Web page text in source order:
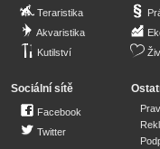
Teraristika
Akvaristika
Kutilství
Sociální sítě
Facebook
Twitter